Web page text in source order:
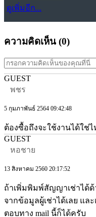
ดูเพิ่มอีก...
ความคิดเห็น (0)
GUEST
พชร
5 กุมภาพันธ์ 2564 09:42:48
ต้องซื้อถึงจะใช้งานได้ใช่
GUEST
หอชาย
13 สิงหาคม 2560 20:17:52
ถ้าเพิ่มพิมพ์สัญญาเช่าได้ด้
จากข้อมูลผู้เช่าได้เลย แล
ตอบทาง mail นี้ก็ได้ครับ